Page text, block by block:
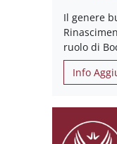
Il genere
ruolo di
Info